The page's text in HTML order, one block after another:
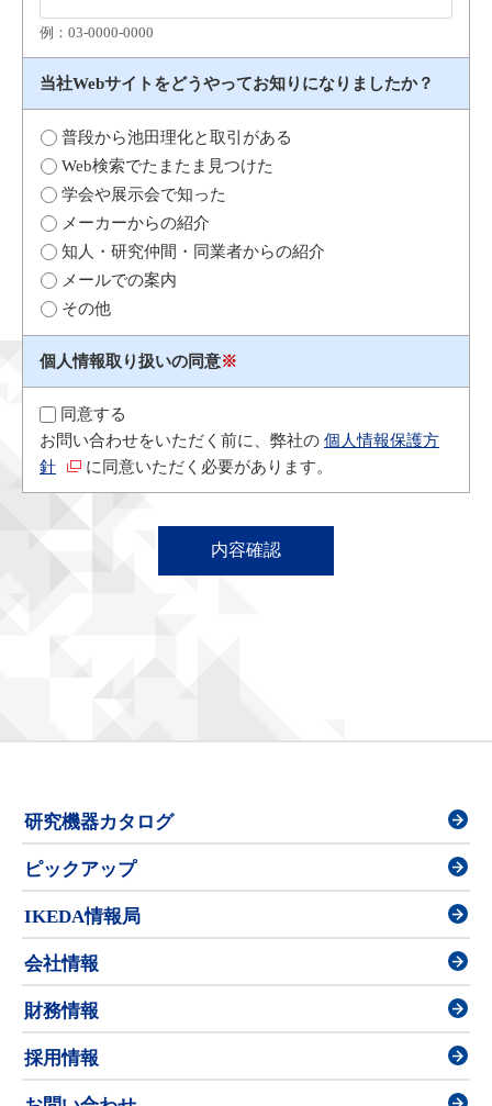
例：03​-​0000​-​0000
当社Webサイトをどうやってお知りになりましたか？
普段から池田理化と取引がある
Web検索でたまたま見つけた
学会や展示会で知った
メーカーからの紹介
知人・研究仲間・同業者からの紹介
メールでの案内
その他
個人情報取り扱いの同意※
同意する
お問い合わせをいただく前に、弊社の 個人情報保護方
針
に同意いただく必要があります。
研究機器カタログ
ピックアップ
IKEDA情報局
会社情報
財務情報
採用情報